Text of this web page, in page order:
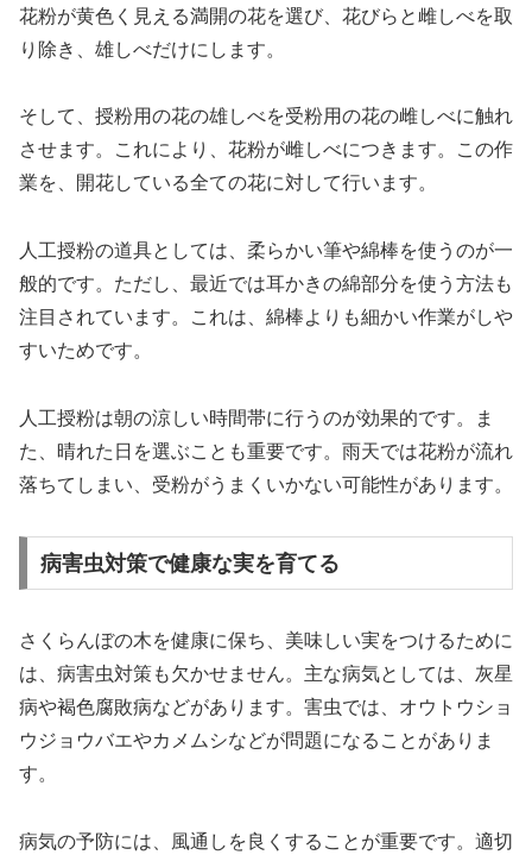
花粉が黄色く見える満開の花を選び、花びらと雌しべを取
り除き、雄しべだけにします。
そして、授粉用の花の雄しべを受粉用の花の雌しべに触れ
させます。これにより、花粉が雌しべにつきます。この作
業を、開花している全ての花に対して行います。
人工授粉の道具としては、柔らかい筆や綿棒を使うのが一
般的です。ただし、最近では耳かきの綿部分を使う方法も
注目されています。これは、綿棒よりも細かい作業がしや
すいためです。
人工授粉は朝の涼しい時間帯に行うのが効果的です。ま
た、晴れた日を選ぶことも重要です。雨天では花粉が流れ
落ちてしまい、受粉がうまくいかない可能性があります。
病害虫対策で健康な実を育てる
さくらんぼの木を健康に保ち、美味しい実をつけるために
は、病害虫対策も欠かせません。主な病気としては、灰星
病や褐色腐敗病などがあります。害虫では、オウトウショ
ウジョウバエやカメムシなどが問題になることがありま
す。
病気の予防には、風通しを良くすることが重要です。適切